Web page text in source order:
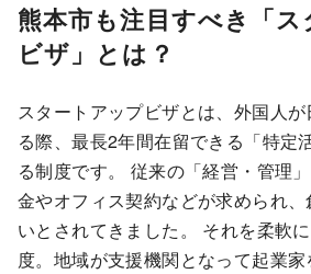
熊本市も注目すべき「
ビザ」とは？
スタートアップビザとは、外国人
る際、最長2年間在留できる「特定
る制度です。 従来の「経営・管理
金やオフィス契約などが求められ
いとされてきました。 それを柔軟
度。地域が支援機関となって起業